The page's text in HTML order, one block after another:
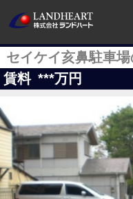
セイケイ亥鼻駐車
賃料 ***万円